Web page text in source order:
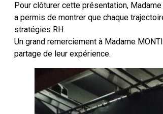
Pour clôturer cette présentation,
a permis de montrer que chaque
stratégies RH.
Un grand remerciement à Madame
partage de leur expérience.